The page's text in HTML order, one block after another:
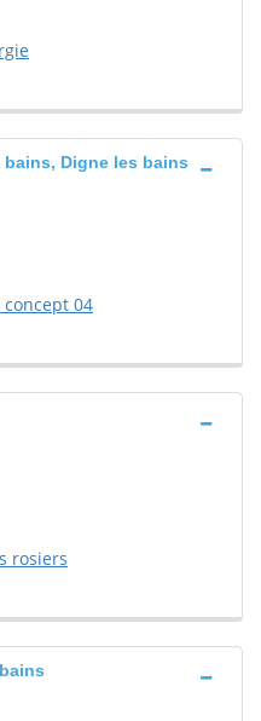
Digne les bains
concept 04
rosiers